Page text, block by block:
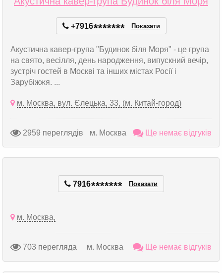
+7916******* Показати
Акустична кавер-група "Будинок біля Моря" - це група
на свято, весілля, день народження, випускний вечір,
зустріч гостей в Москві та інших містах Росії і
Зарубіжжя. ...
м. Москва, вул. Єлецька, 33, (м. Китай-город)
2959 переглядів м. Москва Ще немає відгуків
7916******* Показати
м. Москва,
703 перегляда м. Москва Ще немає відгуків